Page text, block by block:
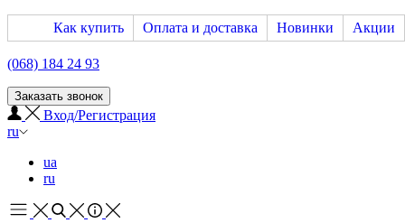
Как купить Оплата и доставка Новинки Акции
(068) 184 24 93
Заказать звонок
Вход/Регистрация
ru
ua
ru